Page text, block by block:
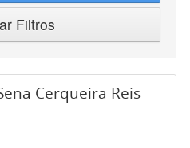
Filtros
Cerqueira Reis